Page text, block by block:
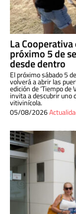
La
próximo 5 de
desde dentro
El próximo sábado 5
volverá a abrir las
edición de ‘Tiempo
invita a descubrir uno
vitivinícola.
05/08/2026